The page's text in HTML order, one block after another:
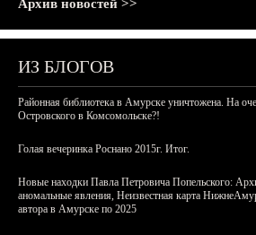
Архив новостей >>
ИЗ БЛОГОВ
Районная библиотека в Амурске уничтожена. На
Островского в Комсомольске?!
Голая вечеринка Роснано 2015г. Итог.
Новые находки Павла Петровича Попельского:
аномальные явления, Неизвестная карта
автора в Амурске по 2025